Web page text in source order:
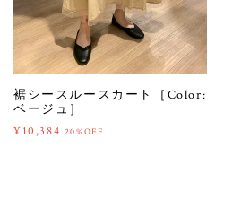
裾シースルースカート［Color:
ベージュ］
¥10,384 20%OFF